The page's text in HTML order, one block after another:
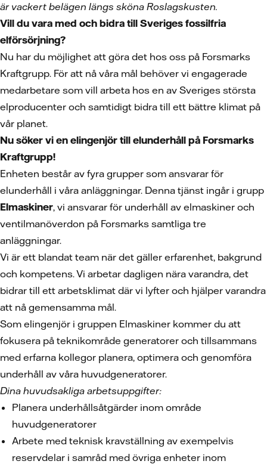
är vackert belägen längs sköna Roslagskusten.
Vill du vara med och bidra till Sveriges fossilfria
elförsörjning?
Nu har du möjlighet att göra det hos oss på Forsmarks
Kraftgrupp. För att nå våra mål behöver vi engagerade
medarbetare som vill arbeta hos en av Sveriges största
elproducenter och samtidigt bidra till ett bättre klimat på
vår planet.
Nu söker vi en elingenjör till elunderhåll på Forsmarks
Kraftgrupp!
Enheten består av fyra grupper som ansvarar för
elunderhåll i våra anläggningar. Denna tjänst ingår i grupp
Elmaskiner, vi ansvarar för underhåll av elmaskiner och
ventilmanöverdon på Forsmarks samtliga tre
anläggningar.
Vi är ett blandat team när det gäller erfarenhet, bakgrund
och kompetens. Vi arbetar dagligen nära varandra, det
bidrar till ett arbetsklimat där vi lyfter och hjälper varandra
att nå gemensamma mål.
Som elingenjör i gruppen Elmaskiner kommer du att
fokusera på teknikområde generatorer och tillsammans
med erfarna kollegor planera, optimera och genomföra
underhåll av våra huvudgeneratorer.
Dina huvudsakliga arbetsuppgifter:
Planera underhållsåtgärder inom område
huvudgeneratorer
Arbete med teknisk kravställning av exempelvis
reservdelar i samråd med övriga enheter inom